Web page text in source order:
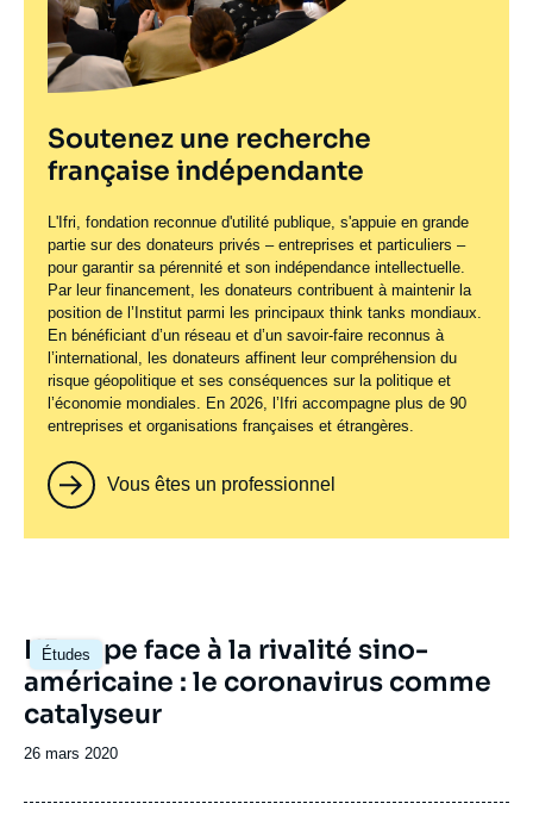
Soutenez une recherche
française indépendante
L'Ifri, fondation reconnue d'utilité publique, s'appuie en grande
partie sur des donateurs privés – entreprises et particuliers –
pour garantir sa pérennité et son indépendance intellectuelle.
Par leur financement, les donateurs contribuent à maintenir la
position de l’Institut parmi les principaux think tanks mondiaux.
En bénéficiant d’un réseau et d’un savoir-faire reconnus à
l’international, les donateurs affinent leur compréhension du
risque géopolitique et ses conséquences sur la politique et
l’économie mondiales. En 2026, l’Ifri accompagne plus de 90
entreprises et organisations françaises et étrangères.
Vous êtes un professionnel
Études
Image
principale
L'Europe face à la rivalité sino-
américaine : le coronavirus comme
catalyseur
Date
publication
26 mars 2020